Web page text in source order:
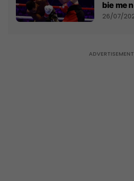
bie me
dytë
26/07/